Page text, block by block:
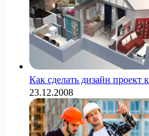
Как сделать дизайн проект
23.12.2008